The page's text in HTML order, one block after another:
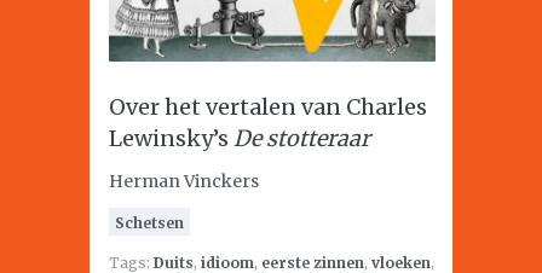
Over het vertalen van Charles
Lewinsky’s De stotteraar
Herman Vinckers
Schetsen
Tags: Duits, idioom, eerste zinnen, vloeken,